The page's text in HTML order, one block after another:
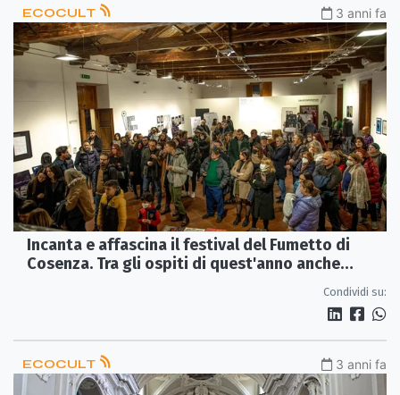
ECOCULT 3 anni fa
Incanta e affascina il festival del Fumetto di
Cosenza. Tra gli ospiti di quest'anno anche
Condividi su:
ECOCULT 3 anni fa